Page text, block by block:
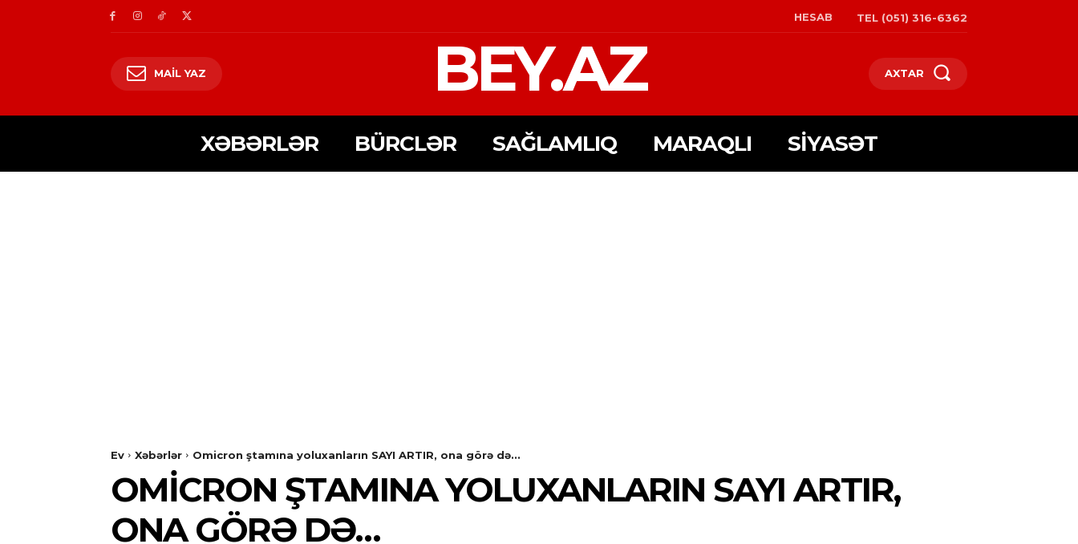
HESAB TEL (051) 316-6362
MAIL YAZ BEY.AZ AXTAR
XƏBƏRLƏR BÜRCLƏR SAĞLAMLIQ MARAQLI SIYASƏT
Ev Xəbərlər Omicron ştamına yoluxanların SAYI ARTIR, ona görə də...
OMICRON ŞTAMINA YOLUXANLARIN SAYI ARTIR,
ONA GÖRƏ DƏ…